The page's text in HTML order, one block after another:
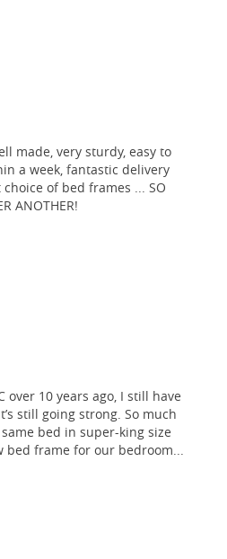
made, very sturdy, easy to
a week, fantastic delivery
of bed frames ... SO
ANOTHER!
over 10 years ago, I still have
still going strong. So much
bed in super-king size
bed frame for our bedroom...